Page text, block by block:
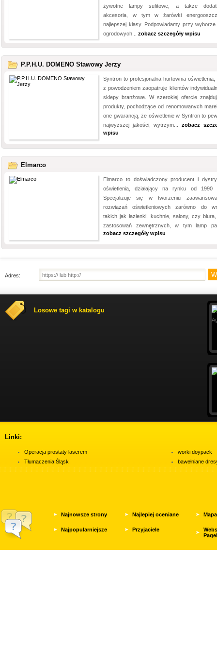
żywotne lampy sufitowe, a także
akcesoria, w tym w żarówki
najlepszej klasy. Podpowiadamy przy wyborze
ogrodowych... zobacz szczegóły wpisu
P.P.H.U. DOMENO Stawowy Jerzy
Syntron to profesjonalna hurtownia oświetlenia,
z powodzeniem zaopatruje klientów
sklepy branżowe. W szerokiej ofercie
produkty, pochodzące od renomowanych
one gwarancją, że oświetlenie w Syntron to
najwyższej jakości, wytrzym...zobacz
wpisu
Elmarco
Elmarco to doświadczony producent i
oświetlenia, działający na rynku od 1990
Specjalizuje się w tworzeniu
rozwiązań oświetleniowych zarówno do
takich jak łazienki, kuchnie, salony, czy
zastosowań zewnętrznych, w tym lamp
zobacz szczegóły wpisu
Adres:
Losowe tagi w katalogu
Linki:
Operacja prostaty laserem
Tłumaczenia Śląsk
worki doypack
bawełniane
Najnowsze strony Najlepiej oceniane
Najpopularniejsze Przyjaciele